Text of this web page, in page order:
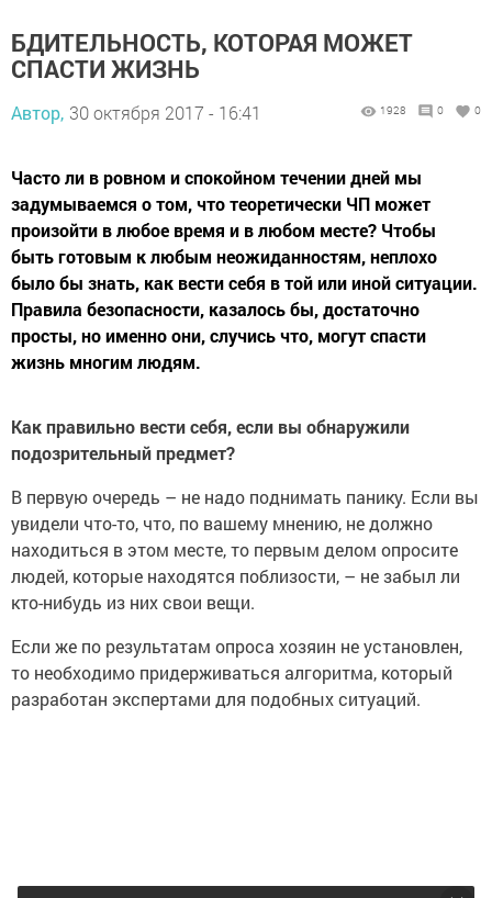
БДИТЕЛЬНОСТЬ, КОТОРАЯ МОЖЕТ
СПАСТИ ЖИЗНЬ
Автор, 30 октября 2017 - 16:41 1928 0 0
Часто ли в ровном и спокойном течении дней мы
задумываемся о том, что теоретически ЧП может
произойти в любое время и в любом месте? Чтобы
быть готовым к любым неожиданностям, неплохо
было бы знать, как вести себя в той или иной ситуации.
Правила безопасности, казалось бы, достаточно
просты, но именно они, случись что, могут спасти
жизнь многим людям.
Как правильно вести себя, если вы обнаружили
подозрительный предмет?
В первую очередь – не надо поднимать панику. Если вы
увидели что-то, что, по вашему мнению, не должно
находиться в этом месте, то первым делом опросите
людей, которые находятся поблизости, – не забыл ли
кто-нибудь из них свои вещи.
Если же по результатам опроса хозяин не установлен,
то необходимо придерживаться алгоритма, который
разработан экспертами для подобных ситуаций.